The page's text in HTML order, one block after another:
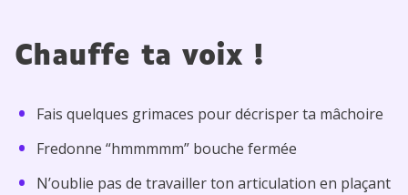
Chauffe ta voix !
Fais quelques grimaces pour décrisper ta mâchoire
Fredonne “hmmmmm” bouche fermée
N’oublie pas de travailler ton articulation en plaçant